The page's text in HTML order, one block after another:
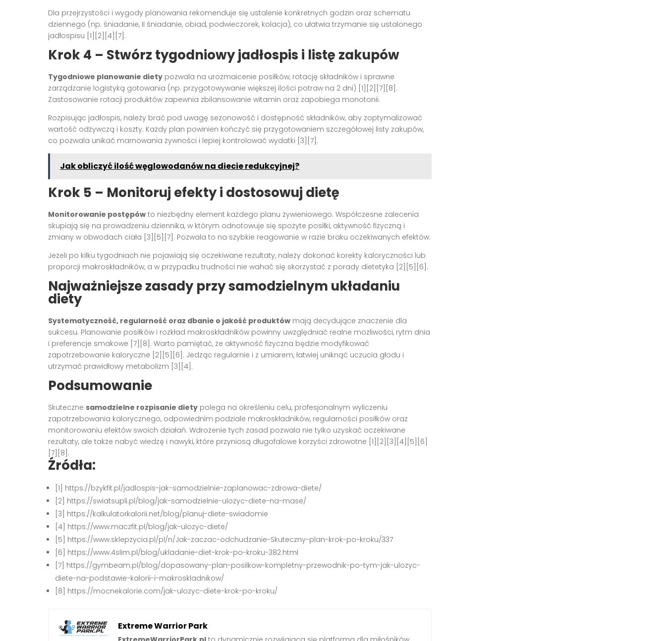
Dla przejrzystości i wygody planowania rekomenduje się ustalenie konkretnych godzin oraz schematu
dziennego (np. śniadanie, II śniadanie, obiad, podwieczorek, kolacja), co ułatwia trzymanie się ustalonego
jadłospisu [1][2][4][7] .
Krok 4 – Stwórz tygodniowy jadłospis i listę zakupów
Tygodniowe planowanie diety pozwala na urozmaicenie posiłków, rotację składników i sprawne
zarządzanie logistyką gotowania (np. przygotowywanie większej ilości potraw na 2 dni) [1][2][7][8] .
Zastosowanie rotacji produktów zapewnia zbilansowanie witamin oraz zapobiega monotonii.
Rozpisując jadłospis, należy brać pod uwagę sezonowość i dostępność składników, aby zoptymalizować
wartość odżywczą i koszty. Każdy plan powinien kończyć się przygotowaniem szczegółowej listy zakupów,
co pozwala unikać marnowania żywności i lepiej kontrolować wydatki [3][7] .
Jak obliczyć ilość węglowodanów na diecie redukcyjnej?
Krok 5 – Monitoruj efekty i dostosowuj dietę
Monitorowanie postępów to niezbędny element każdego planu żywieniowego. Współczesne zalecenia
skupiają się na prowadzeniu dziennika, w którym odnotowuje się spożyte posiłki, aktywność fizyczną i
zmiany w obwodach ciała [3][5][7] . Pozwala to na szybkie reagowanie w razie braku oczekiwanych efektów.
Jeżeli po kilku tygodniach nie pojawiają się oczekiwane rezultaty, należy dokonać korekty kaloryczności lub
proporcji makroskładników, a w przypadku trudności nie wahać się skorzystać z porady dietetyka [2][5][6] .
Najważniejsze zasady przy samodzielnym układaniu
diety
Systematyczność, regularność oraz dbanie o jakość produktów mają decydujące znaczenie dla
sukcesu. Planowanie posiłków i rozkład makroskładników powinny uwzględniać realne możliwości, rytm dnia
i preferencje smakowe [7][8] . Warto pamiętać, że aktywność fizyczna będzie modyfikować
zapotrzebowanie kaloryczne [2][5][6] . Jedząc regularnie i z umiarem, łatwiej uniknąć uczucia głodu i
utrzymać prawidłowy metabolizm [3][4] .
Podsumowanie
Skuteczne samodzielne rozpisanie diety polega na określeniu celu, profesjonalnym wyliczeniu
zapotrzebowania kalorycznego, odpowiednim podziale makroskładników, regularności posiłków oraz
monitorowaniu efektów swoich działań. Wdrożenie tych zasad pozwala nie tylko uzyskać oczekiwane
rezultaty, ale także nabyć wiedzę i nawyki, które przyniosą długofalowe korzyści zdrowotne [1][2][3][4][5][6]
[7][8] .
Źródła:
[1] https://bzykfit.pl/jadlospis-jak-samodzielnie-zaplanowac-zdrowa-diete/
[2] https://swiatsupli.pl/blog/jak-samodzielnie-ulozyc-diete-na-mase/
[3] https://kalkulatorkalorii.net/blog/planuj-diete-swiadomie
[4] https://www.maczfit.pl/blog/jak-ulozyc-diete/
[5] https://www.sklepzycia.pl/pl/n/Jak-zaczac-odchudzanie-Skuteczny-plan-krok-po-kroku/337
[6] https://www.4slim.pl/blog/ukladanie-diet-krok-po-kroku-382.html
[7] https://gymbeam.pl/blog/dopasowany-plan-posilkow-kompletny-przewodnik-po-tym-jak-ulozyc-
diete-na-podstawie-kalorii-i-makroskladnikow/
[8] https://mocnekalorie.com/jak-ulozyc-diete-krok-po-kroku/
Extreme Warrior Park